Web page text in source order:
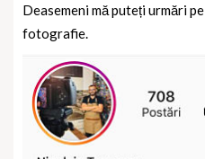
Deasemeni mă puteți urmări pe
fotografie.